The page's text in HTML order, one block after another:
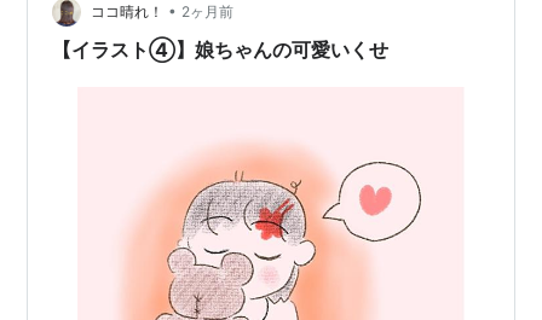
ココ晴れ！ • 2ヶ月前
【イラスト④】娘ちゃんの可愛いくせ